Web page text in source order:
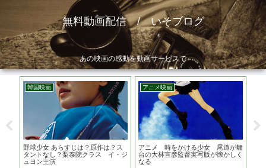
無料動画配信 / いそブログ
あの映画の感動を動画サービスで
韓国映画
野球少女 あらすじは？原作は？ス
タントなし？梨泰院クラス イ・ジ
ュヨン主演
アニメ映画
アニメ 時をかける少女 尾道が舞
台の大林宣彦監督実写版が懐かしく
なる